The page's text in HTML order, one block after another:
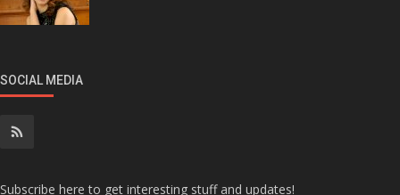
SOCIAL MEDIA
Subscribe here to get interesting stuff and updates!